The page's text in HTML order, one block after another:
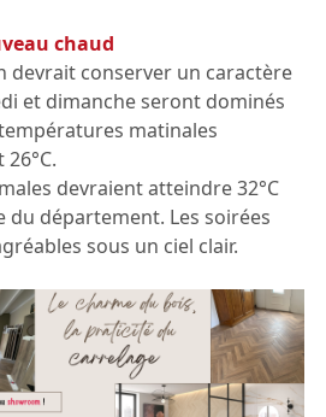
chaud
devrait conserver un caractère
et dimanche seront dominés
matinales
devraient atteindre 32°C
département. Les soirées
sous un ciel clair.